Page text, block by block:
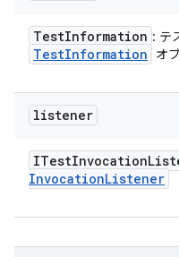
TestInformation : テ
TestInformation オ
listener
ITestInvocation
InvocationListener